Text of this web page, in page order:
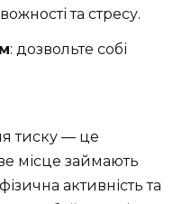
та стресу.
: дозвольте собі
тиску — це
місце займають
активність та